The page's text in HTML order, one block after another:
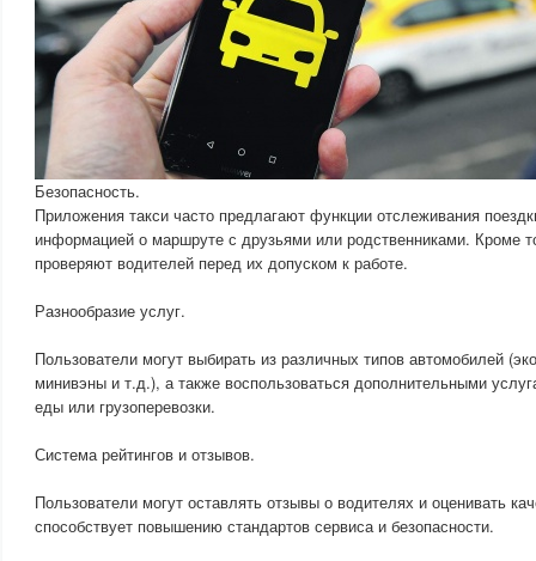
Безопасность.
Приложения такси часто предлагают функции отслеживания
информацией о маршруте с друзьями или родственниками. Кроме
проверяют водителей перед их допуском к работе.
Разнообразие услуг.
Пользователи могут выбирать из различных типов автомобилей
минивэны и т.д.), а также воспользоваться дополнительными
еды или грузоперевозки.
Система рейтингов и отзывов.
Пользователи могут оставлять отзывы о водителях и оценивать
способствует повышению стандартов сервиса и безопасности.